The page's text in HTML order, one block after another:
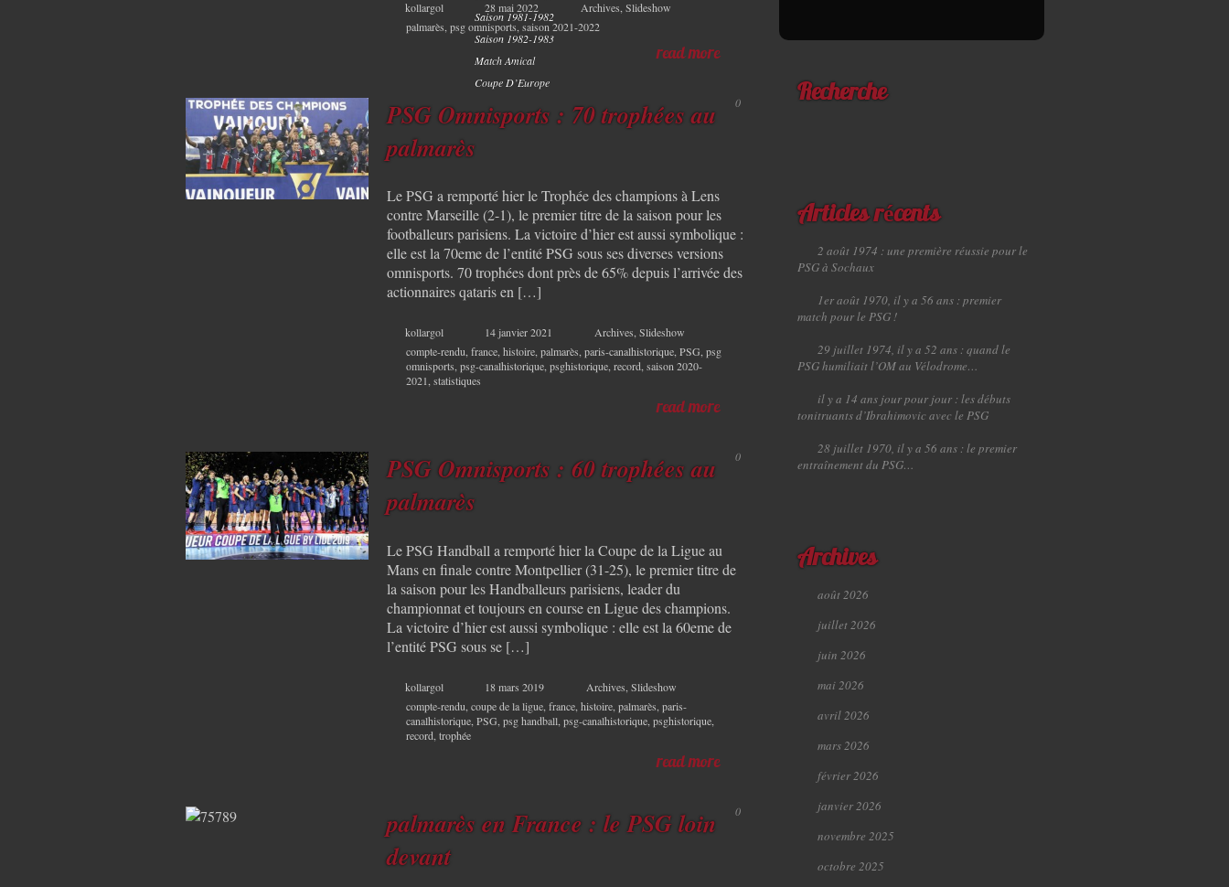
Saison 1981-1982
Saison 1982-1983
Match Amical
Coupe D’Europe
kollargol 28 mai 2022 Archives Slideshow
palmarès psg omnisports,saison 2021-2022
read more
0
PSG Omnisports : 70 trophées au
palmarès
Le PSG a remporté hier le Trophée des champions à Lens
contre Marseille (2-1), le premier titre de la saison pour les
footballeurs parisiens. La victoire d’hier est aussi symbolique :
elle est la 70eme de l’entité PSG sous ses diverses versions
omnisports. 70 trophées dont près de 65% depuis l’arrivée des
actionnaires qataris en […]
kollargol 14 janvier 2021 Archives Slideshow
compte-rendu france histoire palmarès paris-canalhistorique PSG psg
omnisports psg-canalhistorique psghistorique record saison 2020-
2021 statistiques
read more
0
PSG Omnisports : 60 trophées au
palmarès
Le PSG Handball a remporté hier la Coupe de la Ligue au
Mans en finale contre Montpellier (31-25), le premier titre de
la saison pour les Handballeurs parisiens, leader du
championnat et toujours en course en Ligue des champions.
La victoire d’hier est aussi symbolique : elle est la 60eme de
l’entité PSG sous se […]
kollargol 18 mars 2019 Archives Slideshow
compte-rendu coupe de la ligue france histoire palmarès paris-
canalhistorique PSG psg handball psg-canalhistorique psghistorique
record trophée
read more
0
palmarès en France : le PSG loin
devant
Recherche
Articles récents
2 août 1974 : une première réussie pour le
PSG à Sochaux
1er août 1970, il y a 56 ans : premier
match pour le PSG !
29 juillet 1974, il y a 52 ans : quand le
PSG humiliait l’OM au Vélodrome…
il y a 14 ans jour pour jour : les débuts
tonitruants d’Ibrahimovic avec le PSG
28 juillet 1970, il y a 56 ans : le premier
entraînement du PSG…
Archives
août 2026
juillet 2026
juin 2026
mai 2026
avril 2026
mars 2026
février 2026
janvier 2026
novembre 2025
octobre 2025